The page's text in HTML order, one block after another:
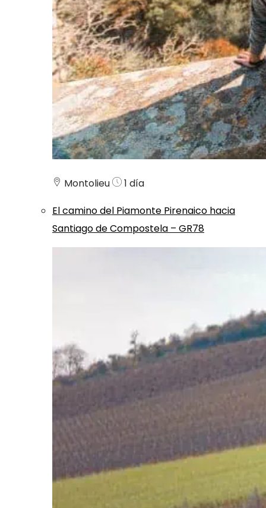
Montolieu
1 día
El camino del Piamonte Pirenaico hacia
Santiago de Compostela – GR78